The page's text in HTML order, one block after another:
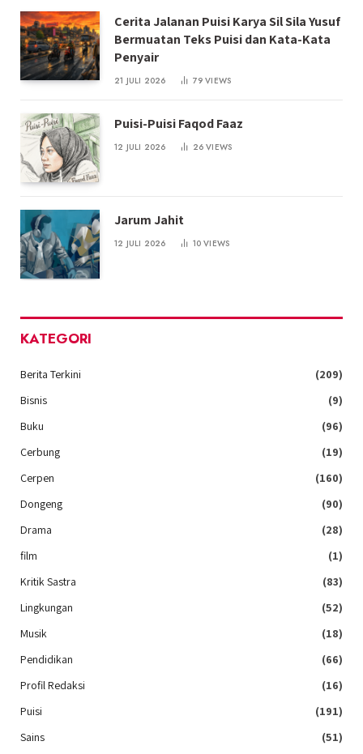
Cerita Jalanan Puisi Karya Sil Sila Yusuf
Bermuatan Teks Puisi dan Kata-Kata
Penyair
21 JULI 2026 79VIEWS
Puisi-Puisi Faqod Faaz
12 JULI 2026 26VIEWS
Jarum Jahit
12 JULI 2026 10VIEWS
KATEGORI
Berita Terkini
(209)
Bisnis
(9)
Buku
(96)
Cerbung
(19)
Cerpen
(160)
Dongeng
(90)
Drama
(28)
film
(1)
Kritik Sastra
(83)
Lingkungan
(52)
Musik
(18)
Pendidikan
(66)
Profil Redaksi
(16)
Puisi
(191)
Sains
(51)